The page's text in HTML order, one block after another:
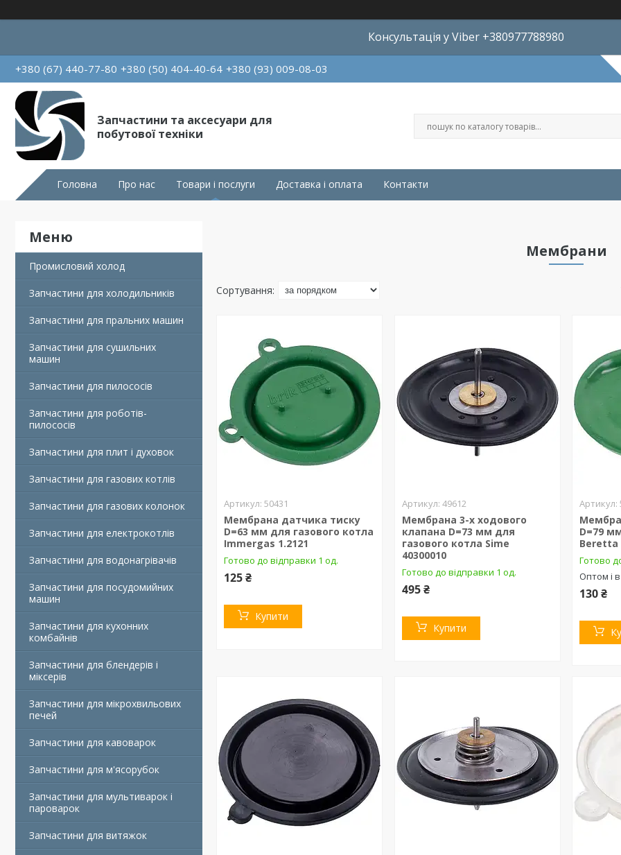
Консультація у Viber +380977788980
+380 (67) 440-77-80 +380 (50) 404-40-64 +380 (93) 009-08-03
Запчастини та аксесуари для
побутової техніки
Головна Про нас Товари і послуги Доставка і оплата Контакти
Промисловий холод
Запчастини для холодильників
Запчастини для пральних машин
Запчастини для сушильних
машин
Запчастини для пилососів
Запчастини для роботів-
пилососів
Запчастини для плит і духовок
Запчастини для газових котлів
Запчастини для газових колонок
Запчастини для електрокотлів
Запчастини для водонагрівачів
Запчастини для посудомийних
машин
Запчастини для кухонних
комбайнів
Запчастини для блендерів і
міксерів
Запчастини для мікрохвильових
печей
Запчастини для кавоварок
Запчастини для м'ясорубок
Запчастини для мультиварок і
пароварок
Запчастини для витяжок
Мембрани
50431
Мембрана датчика тиску
D=63 мм для газового котла
Immergas 1.2121
Готово до відправки 1 од.
125 ₴
Купити
49612
Мембрана 3-х ходового
клапана D=73 мм для
газового котла Sime
40300010
Готово до відправки 1 од.
495 ₴
Купити
D=79
Beretta
Готово
Оптом і
130 ₴